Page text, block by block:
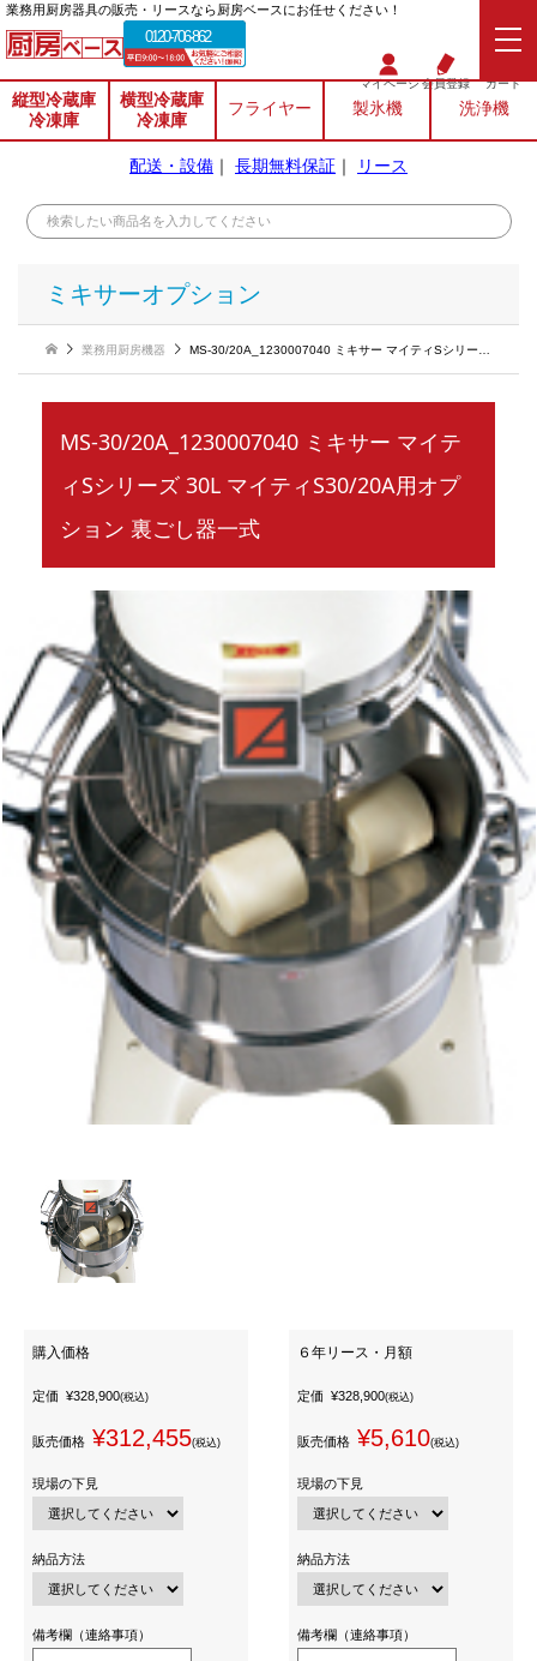
業務⽤厨房器具の販売・リースなら厨房ベースにお任せください！
0120-706-862
マイページ会員登録 カート
縦型冷蔵庫
冷凍庫
横型冷蔵庫
冷凍庫
フライヤー 製氷機 洗浄機
配送・設備 ｜ 長期無料保証 ｜ リース
ミキサーオプション
業務用厨房機器 MS-30/20A_1230007040 ミキサー マイティSシリーズ 30L マイティS30/20A用オプション 裏ごし器一式
MS-30/20A_1230007040 ミキサー マイテ
ィSシリーズ 30L マイティS30/20A用オプ
ション 裏ごし器一式
購入価格
定価 ¥328,900(税込)
販売価格 ¥312,455(税込)
現場の下見
納品方法
備考欄（連絡事項）
６年リース・月額
定価 ¥328,900(税込)
販売価格 ¥5,610(税込)
現場の下見
納品方法
備考欄（連絡事項）